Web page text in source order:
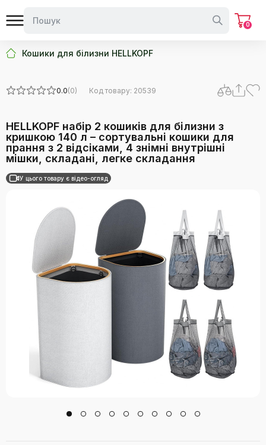
0
Кошики для білизни HELLKOPF
0.0(0) Код товару: 20539
HELLKOPF набір 2 кошиків для білизни з
кришкою 140 л – сортувальні кошики для
прання з 2 відсіками, 4 знімні внутрішні
мішки, складані, легке складання
У цього товару є відео-огляд